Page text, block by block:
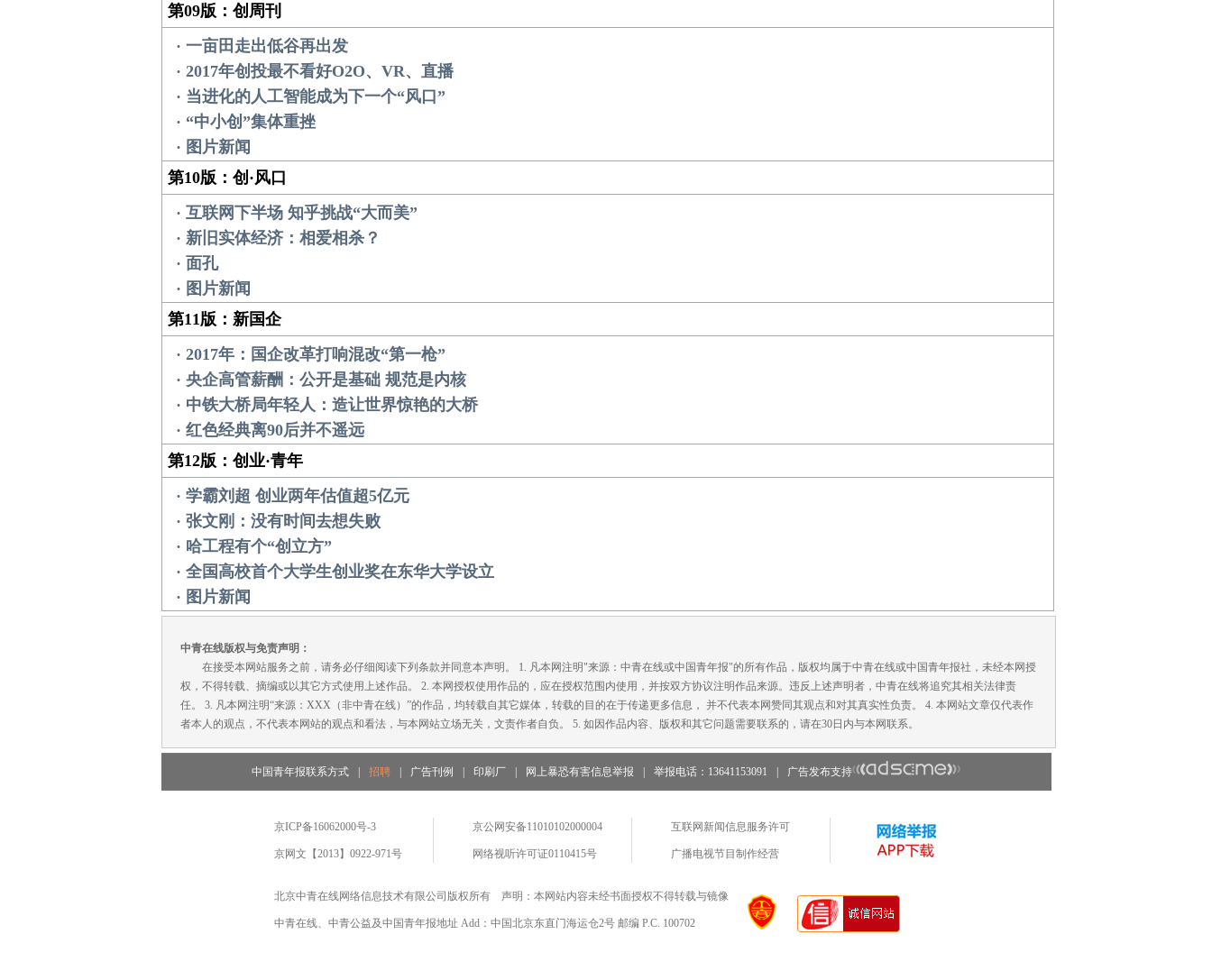
第09版：创周刊
· 一亩田走出低谷再出发
· 2017年创投最不看好O2O、VR、直播
· 当进化的人工智能成为下一个“风口”
· “中小创”集体重挫
· 图片新闻
第10版：创·风口
· 互联网下半场 知乎挑战“大而美”
· 新旧实体经济：相爱相杀？
· 面孔
· 图片新闻
第11版：新国企
· 2017年：国企改革打响混改“第一枪”
· 央企高管薪酬：公开是基础 规范是内核
· 中铁大桥局年轻人：造让世界惊艳的大桥
· 红色经典离90后并不遥远
第12版：创业·青年
· 学霸刘超 创业两年估值超5亿元
· 张文刚：没有时间去想失败
· 哈工程有个“创立方”
· 全国高校首个大学生创业奖在东华大学设立
· 图片新闻
中青在线版权与免责声明：
在接受本网站服务之前，请务必仔细阅读下列条款并同意本声明。 1. 凡本网注明"来源：中青在线或中国青年报"的所有作品，版权均属于中青在线或中国青年报社，未经本网授
权，不得转载、摘编或以其它方式使用上述作品。 2. 本网授权使用作品的，应在授权范围内使用，并按双方协议注明作品来源。违反上述声明者，中青在线将追究其相关法律责
任。 3. 凡本网注明“来源：XXX（非中青在线）”的作品，均转载自其它媒体，转载的目的在于传递更多信息， 并不代表本网赞同其观点和对其真实性负责。 4. 本网站文章仅代表作
者本人的观点，不代表本网站的观点和看法，与本网站立场无关，文责作者自负。 5. 如因作品内容、版权和其它问题需要联系的，请在30日内与本网联系。
中国青年报联系方式 招聘 广告刊例 印刷厂 网上暴恐有害信息举报 举报电话：13641153091 广告发布支持
京ICP备16062000号-3
京网文【2013】0922-971号
京公网安备11010102000004
网络视听许可证0110415号
互联网新闻信息服务许可
广播电视节目制作经营
北京中青在线网络信息技术有限公司版权所有 声明：本网站内容未经书面授权不得转载与镜像
中青在线、中青公益及中国青年报地址 Add：中国北京东直门海运仓2号 邮编 P.C. 100702